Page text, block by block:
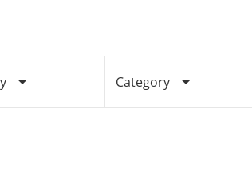
Category